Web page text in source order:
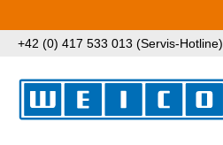
+42 (0) 417 533 013 (Servis-Hotline)